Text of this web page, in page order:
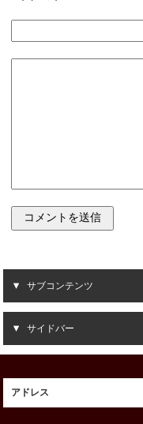
サブコンテンツ
サイドバー
アドレス